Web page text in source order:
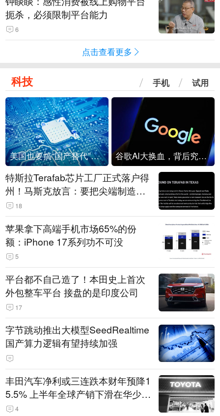
扼杀，必须限制平台能力
6
点击查看更多
科技 手机 试用
美国也要搞“国产替代”？先算清三笔账 谷歌AI大换血，背后究竟发生了什么？
特斯拉Terafab芯片工厂正式落户得
州！马斯克放言：要把尖端制造带
回美国
18
苹果拿下高端手机市场65%的份
额：iPhone 17系列功不可没
5
平台都不自己造了！本田史上首次
外包整车平台 接盘的是印度公司
17
字节跳动推出大模型SeedRealtime
国产算力逻辑有望持续加强
丰田汽车净利或三连跌本财年预降1
5.5% 上半年全球产销下滑在华少卖
14.3万辆
4